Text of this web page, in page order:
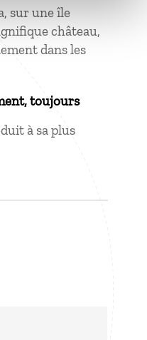
sur une île
château,
dans les
toujours
à sa plus